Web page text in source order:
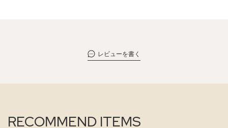
レビューを書く
RECOMMEND ITEMS